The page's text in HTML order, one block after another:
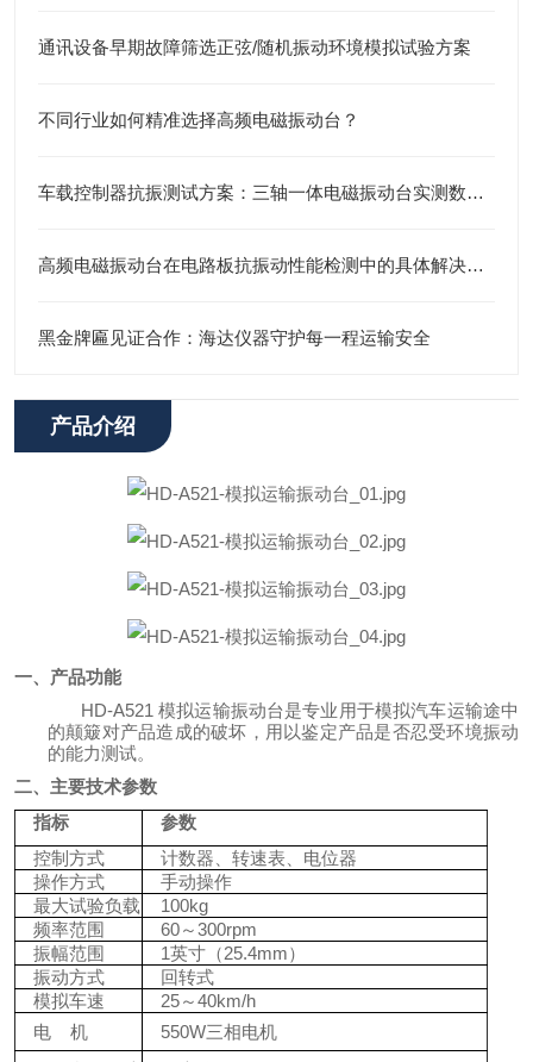
通讯设备早期故障筛选正弦/随机振动环境模拟试验方案
不同行业如何精准选择高频电磁振动台？
车载控制器抗振测试方案：三轴一体电磁振动台实测数据报告
高频电磁振动台在电路板抗振动性能检测中的具体解决方案
黑金牌匾见证合作：海达仪器守护每一程运输安全
产品介绍
一、产品功能
HD-A521 模拟运输振动台是专业用于模拟汽车运输途中
的颠簸对产品造成的破坏，用以鉴定产品是否忍受环境振动
的能力测试。
二、主要技术参数
指标
参数
控制方式
计数器、转速表、电位器
操作方式
手动操作
最大试验负载
100kg
频率范围
60～300rpm
振幅范围
1英寸（25.4mm）
振动方式
回转式
模拟车速
25～40km/h
电
机
550W三相电机